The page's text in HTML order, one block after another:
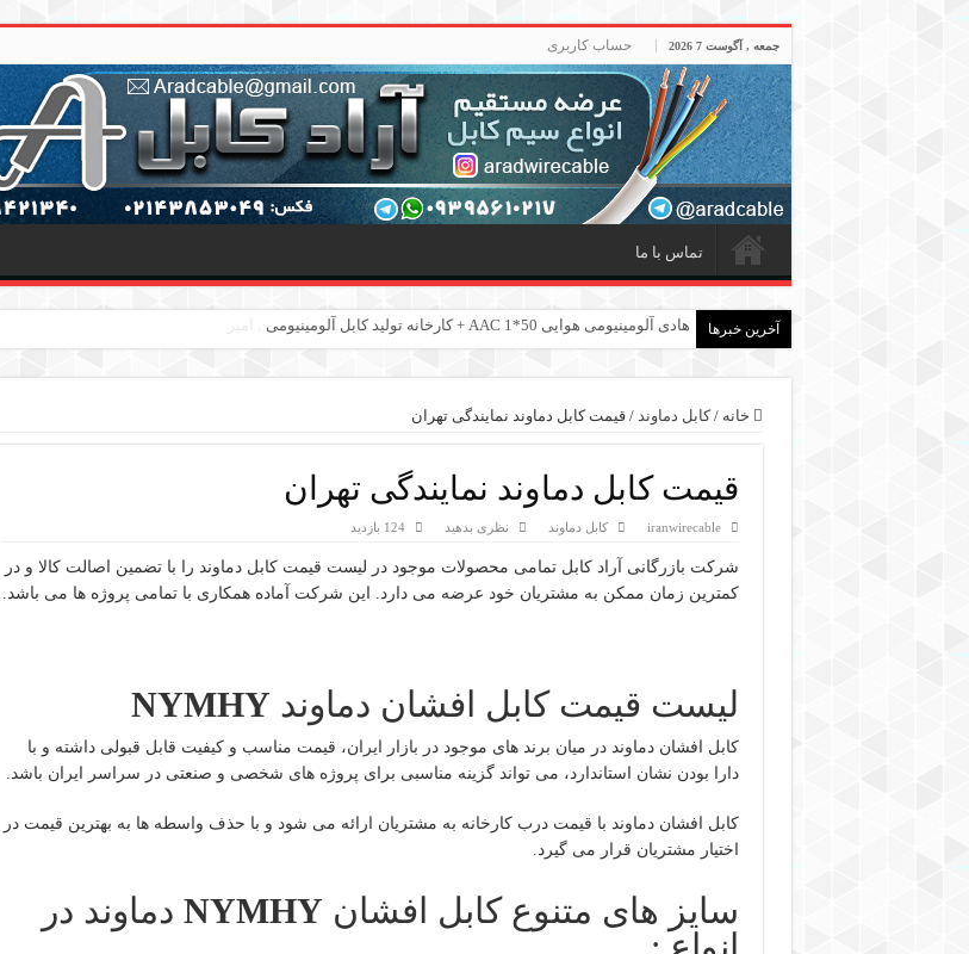
جمعه , آگوست 7 2026 حساب کاربری
تماس با ما
آخرین خبرها هادی هوایی آلومینیومی AAC و AAAC و ACSR + کارخانه ماهان کابل امیر
خانه / کابل دماوند / قیمت کابل دماوند نمایندگی تهران
قیمت کابل دماوند نمایندگی تهران
iranwirecable کابل دماوند نظری بدهید 124 بازدید
شرکت بازرگانی آراد کابل تمامی محصولات موجود در لیست قیمت کابل دماوند را با تضمین اصالت کالا و در
کمترین زمان ممکن به مشتریان خود عرضه می دارد. این شرکت آماده همکاری با تمامی پروژه ها می باشد.
لیست قیمت کابل افشان دماوند NYMHY
کابل افشان دماوند در میان برند های موجود در بازار ایران، قیمت مناسب و کیفیت قابل قبولی داشته و با
دارا بودن نشان استاندارد، می تواند گزینه مناسبی برای پروژه های شخصی و صنعتی در سراسر ایران باشد.
کابل افشان دماوند با قیمت درب کارخانه به مشتریان ارائه می شود و با حذف واسطه ها به بهترین قیمت در
اختیار مشتریان قرار می گیرد.
سایز های متنوع کابل افشان NYMHY دماوند در